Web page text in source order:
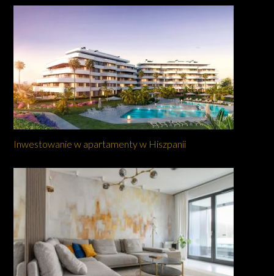
Inwestowanie w apartamenty w Hiszpanii